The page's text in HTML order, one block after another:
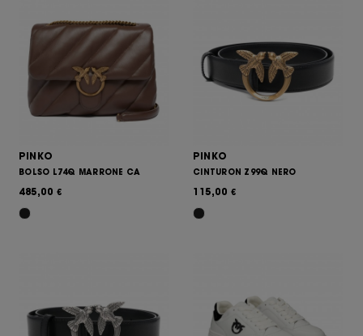
PINKO
BOLSO L74Q MARRONE CA
485,00 €
PINKO
CINTURON Z99Q NERO
115,00 €